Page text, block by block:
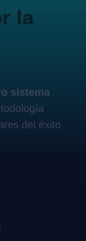
la
sistema
del éxito